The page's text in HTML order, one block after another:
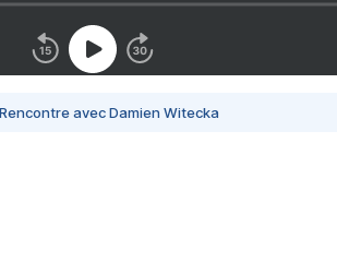
avec Damien Witecka